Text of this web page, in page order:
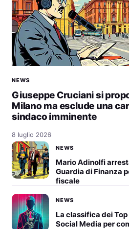
NEWS
Giuseppe Cruciani si
Milano ma esclude una
sindaco imminente
8 luglio 2026
NEWS
Mario Adinolfi
Guardia di Finanza
fiscale
NEWS
La classifica dei
Social Media per